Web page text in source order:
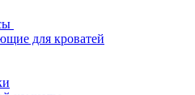
для кроватей